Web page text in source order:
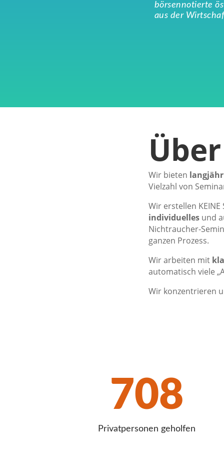
börsennotierte
aus der
Wir bieten
Vielzahl von
Wir erstellen
individuelles und
Nichtraucher-
ganzen Prozess.
Wir arbeiten mit
automatisch viele
Wir konzentrieren
708
Privatpersonen geholfen